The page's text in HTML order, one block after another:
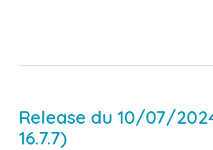
Release du 10/07/
16.7.7)